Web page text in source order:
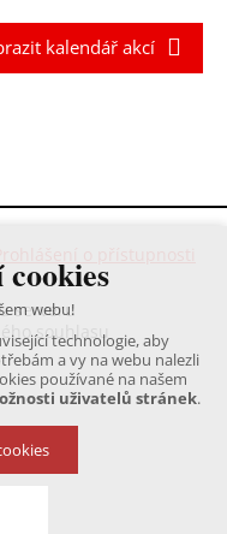
kalendář akcí
serveru
souhlasu
cookies
webu!
technologie, aby
a vy na webu nalezli
používané na našem
uživatelů stránek.